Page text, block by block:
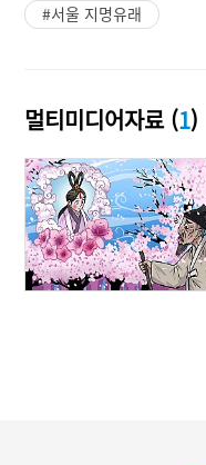
#서울 지명유래
멀티미디어자료 (1)